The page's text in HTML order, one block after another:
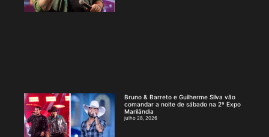
Bruno & Barreto e Guilherme Silva vão
comandar a noite de sábado na 2ª Expo
Marilândia
julho 28, 2026